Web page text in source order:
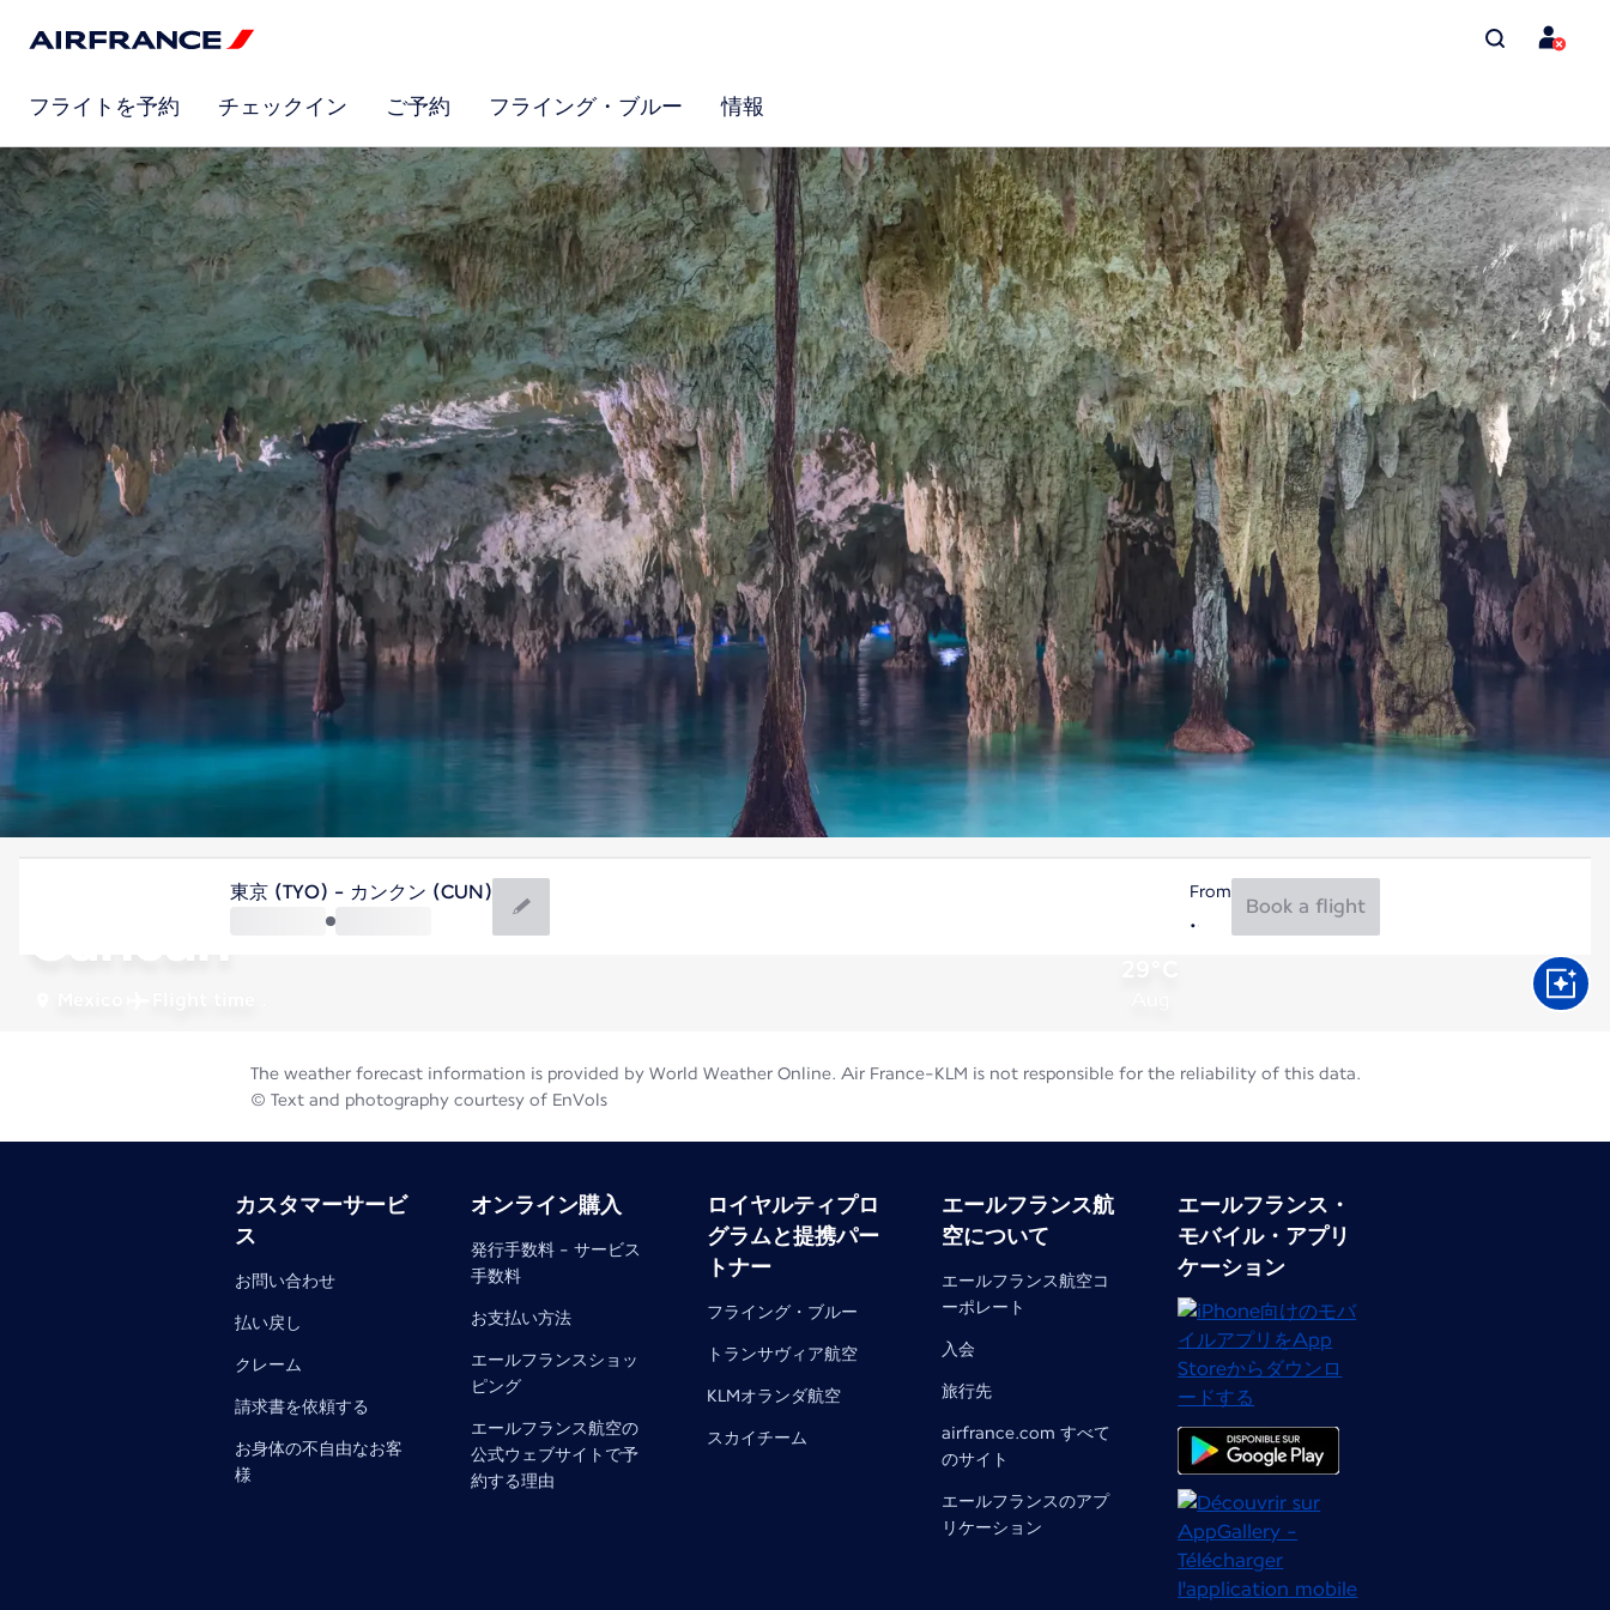
フライトを予約 チェックイン ご予約 フライング・ブルー 情報
Cancun
東京 (TYO) - カンクン (CUN) From
Book a flight
The weather forecast information is provided by World Weather Online. Air France-KLM is not responsible for the reliability of this data.
© Text and photography courtesy of EnVols
カスタマーサービ
ス
お問い合わせ
払い戻し
クレーム
請求書を依頼する
お身体の不自由なお客
様
オンライン購入
発行手数料 - サービス
手数料
お支払い方法
エールフランスショッ
ピング
エールフランス航空の
公式ウェブサイトで予
約する理由
ロイヤルティプロ
グラムと提携パー
トナー
フライング・ブルー
トランサヴィア航空
KLMオランダ航空
スカイチーム
エールフランス航
空について
エールフランス航空コ
ーポレート
入会
旅行先
airfrance.com すべて
のサイト
エールフランスのアプ
リケーション
エールフランス・
モバイル・アプリ
ケーション